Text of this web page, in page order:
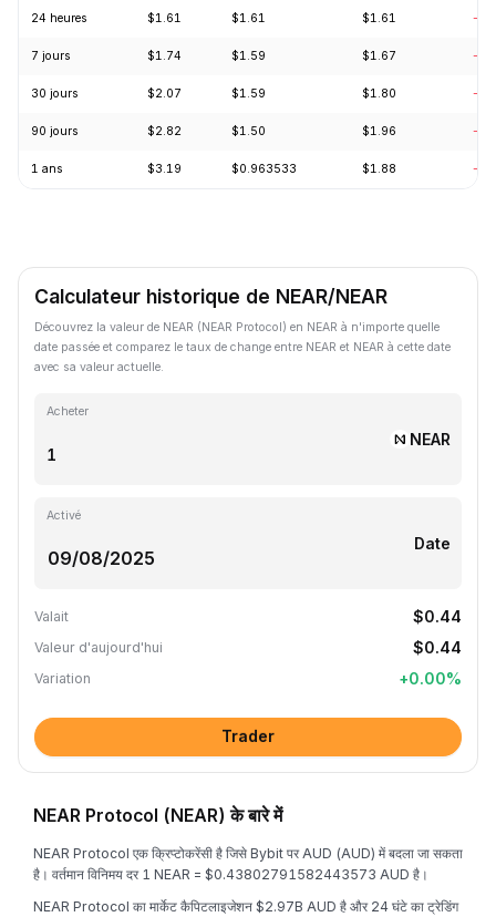
24 heures $1.61 $1.61 $1.61 -
7 jours $1.74 $1.59 $1.67 -
30 jours $2.07 $1.59 $1.80 -
90 jours $2.82 $1.50 $1.96 -
1 ans $3.19 $0.963533 $1.88 -
Calculateur historique de NEAR/NEAR
Découvrez la valeur de NEAR (NEAR Protocol) en NEAR à n'importe quelle
date passée et comparez le taux de change entre NEAR et NEAR à cette date
avec sa valeur actuelle.
Acheter
NEAR
Activé
Date
Valait $0.44
Valeur d'aujourd'hui $0.44
Variation +0.00%
Trader
NEAR Protocol (NEAR) के बारे में
NEAR Protocol एक क्रिप्टोकरेंसी है जिसे Bybit पर AUD (AUD) में बदला जा सकता
है। वर्तमान विनिमय दर 1 NEAR = $0.43802791582443573 AUD है।
NEAR Protocol का मार्केट कैपिटलाइजेशन $2.97B AUD है और 24 घंटे का ट्रेडिंग